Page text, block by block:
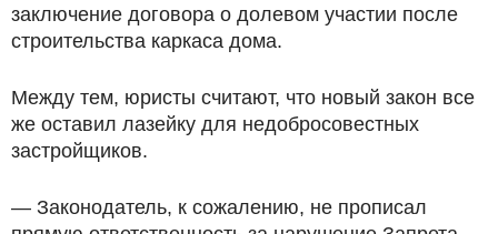
заключение договора о долевом участии после
строительства каркаса дома.
Между тем, юристы считают, что новый закон все
же оставил лазейку для недобросовестных
застройщиков.
— Законодатель, к сожалению, не прописал